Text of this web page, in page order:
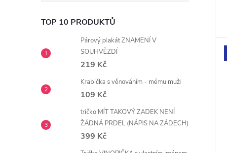
TOP 10 PRODUKTŮ
Párový plakát ZNAMENÍ V
SOUHVĚZDÍ
219 Kč
Krabička s věnováním - mému muži
109 Kč
tričko MÍT TAKOVÝ ZADEK NENÍ
ŽÁDNÁ PRDEL (NÁPIS NA ZÁDECH)
399 Kč